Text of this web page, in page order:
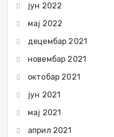
јун 2022
мај 2022
децембар 2021
новембар 2021
октобар 2021
јун 2021
мај 2021
април 2021